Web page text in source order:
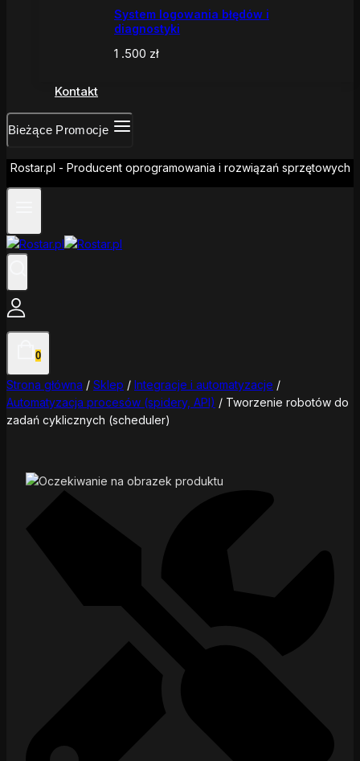
System logowania błędów i
diagnostyki
1 .500 zł
Kontakt
Bieżące Promocje
Rostar.pl - Producent oprogramowania i rozwiązań sprzętowych
0
Strona główna / Sklep / Integracje i automatyzacje /
Automatyzacja procesów (spidery, API) / Tworzenie robotów do
zadań cyklicznych (scheduler)